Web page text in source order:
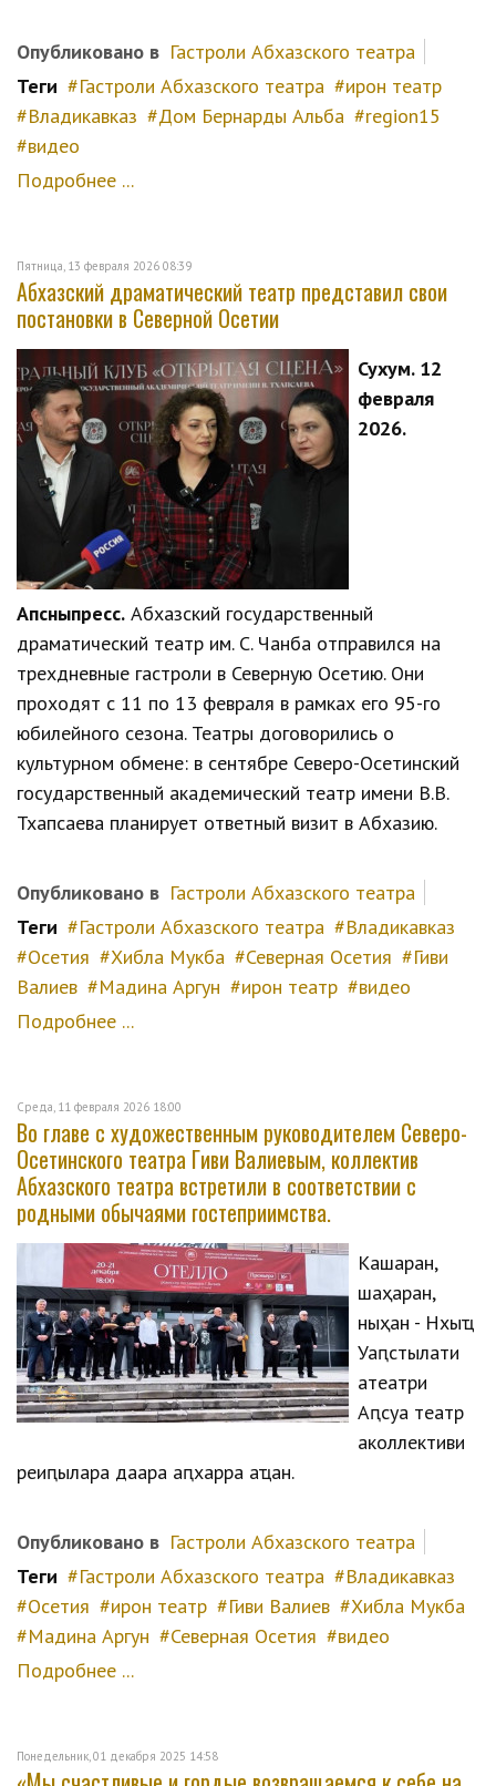
Опубликовано в Гастроли Абхазского театра
Теги
Гастроли Абхазского театра
ирон театр
Владикавказ
Дом Бернарды Альба
region15
видео
Подробнее ...
Пятница, 13 февраля 2026 08:39
Абхазский драматический театр представил свои
постановки в Северной Осетии
Сухум. 12
февраля
2026.
Апсныпресс. Абхазский государственный
драматический театр им. С. Чанба отправился на
трехдневные гастроли в Северную Осетию. Они
проходят с 11 по 13 февраля в рамках его 95-го
юбилейного сезона. Театры договорились о
культурном обмене: в сентябре Северо-Осетинский
государственный академический театр имени В.В.
Тхапсаева планирует ответный визит в Абхазию.
Опубликовано в Гастроли Абхазского театра
Теги
Гастроли Абхазского театра
Владикавказ
Осетия
Хибла Мукба Северная Осетия
Гиви
Валиев
Мадина Аргун ирон театр
видео
Подробнее ...
Среда, 11 февраля 2026 18:00
Во главе с художественным руководителем Северо-
Осетинского театра Гиви Валиевым, коллектив
Абхазского театра встретили в соответствии с
родными обычаями гостеприимства.
Кәашаран,
шәаҳәаран,
ныҳәан - Нхыҵ
Уаԥстәылатәи
атеатри
Аԥсуа театр
аколлективи
реиԥылара даара аԥхарра аҵан.
Опубликовано в Гастроли Абхазского театра
Теги
Гастроли Абхазского театра
Владикавказ
Осетия
ирон театр Гиви Валиев
Хибла Мукба
Мадина Аргун
Северная Осетия
видео
Подробнее ...
Понедельник, 01 декабря 2025 14:58